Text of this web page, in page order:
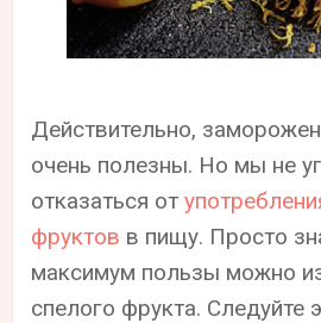
Действительно,
очень полезны. Но мы не
отказаться от
фруктов в пищу. Просто
максимум пользы можно
спелого фрукта. Следуйте